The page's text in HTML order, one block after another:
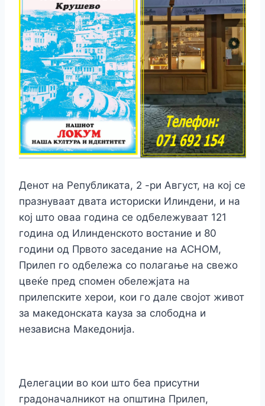
Денот на Републиката, 2 -ри Август, на кој се
празнуваат двата историски Илиндени, и на
кој што оваа година се одбележуваат 121
година од Илинденското востание и 80
години од Првото заседание на АСНОМ,
Прилеп го одбележа со полагање на свежо
цвеќе пред спомен обележјата на
прилепските херои, кои го дале својот живот
за македонската кауза за слободна и
независна Македонија.
Делегации во кои што беа присутни
градоначалникот на општина Прилеп,